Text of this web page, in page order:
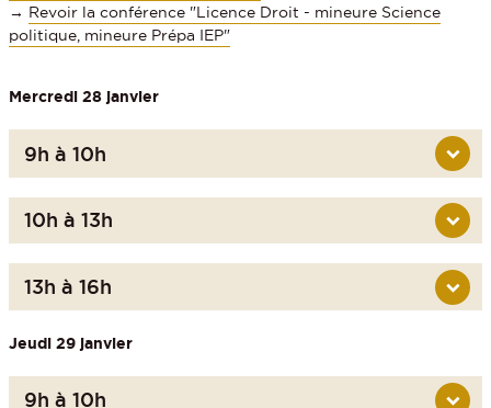
→ Revoir la conférence "Licence Droit - mineure Science
politique, mineure Prépa IEP"
Mercredi 28 janvier
9h à 10h
10h à 13h
13h à 16h
Jeudi 29 janvier
9h à 10h